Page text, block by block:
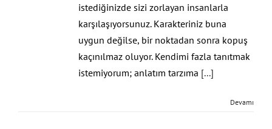
istediğinizde sizi zorlayan insanlarla
karşılaşıyorsunuz. Karakteriniz buna
uygun değilse, bir noktadan sonra kopuş
kaçınılmaz oluyor. Kendimi fazla tanıtmak
istemiyorum; anlatım tarzıma [...]
Devamı